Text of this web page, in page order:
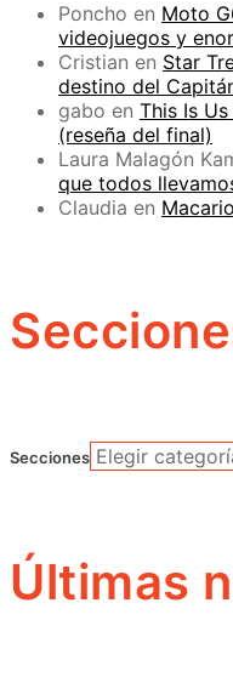
Poncho en Moto
videojuegos y
Cristian en Star
destino del
gabo en This Is
(reseña del final)
Laura Malagón
que todos
Claudia en
Secciones
Últimas